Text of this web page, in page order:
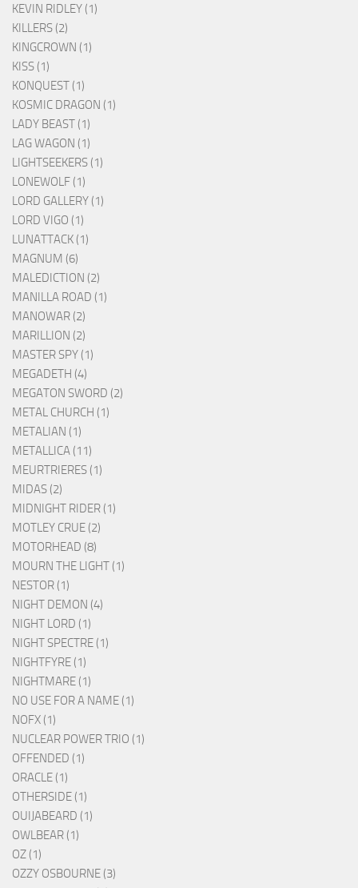
KEVIN RIDLEY (1)
KILLERS (2)
KINGCROWN (1)
KISS (1)
KONQUEST (1)
KOSMIC DRAGON (1)
LADY BEAST (1)
LAG WAGON (1)
LIGHTSEEKERS (1)
LONEWOLF (1)
LORD GALLERY (1)
LORD VIGO (1)
LUNATTACK (1)
MAGNUM (6)
MALEDICTION (2)
MANILLA ROAD (1)
MANOWAR (2)
MARILLION (2)
MASTER SPY (1)
MEGADETH (4)
MEGATON SWORD (2)
METAL CHURCH (1)
METALIAN (1)
METALLICA (11)
MEURTRIERES (1)
MIDAS (2)
MIDNIGHT RIDER (1)
MOTLEY CRUE (2)
MOTORHEAD (8)
MOURN THE LIGHT (1)
NESTOR (1)
NIGHT DEMON (4)
NIGHT LORD (1)
NIGHT SPECTRE (1)
NIGHTFYRE (1)
NIGHTMARE (1)
NO USE FOR A NAME (1)
NOFX (1)
NUCLEAR POWER TRIO (1)
OFFENDED (1)
ORACLE (1)
OTHERSIDE (1)
OUIJABEARD (1)
OWLBEAR (1)
OZ (1)
OZZY OSBOURNE (3)